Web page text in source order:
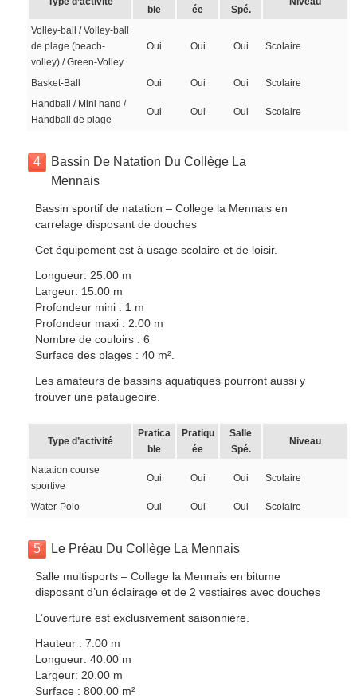
ble ée Spé.
Volley-ball / Volley-ball
de plage (beach-
volley) / Green-Volley
Oui Oui Oui Scolaire
Basket-Ball Oui Oui Oui
Scolaire
Handball / Mini hand /
Handball de plage
Oui Oui Oui Scolaire
4
Bassin De Natation Du Collège La
Mennais
Bassin sportif de natation – College la Mennais en
carrelage disposant de douches
Cet équipement est à usage scolaire et de loisir.
Longueur: 25.00 m
Largeur: 15.00 m
Profondeur mini : 1 m
Profondeur maxi : 2.00 m
Nombre de couloirs : 6
Surface des plages : 40 m².
Les amateurs de bassins aquatiques pourront aussi y
trouver une pataugeoire.
Type d’activité
Pratica
ble
Pratiqu
ée
Salle
Spé.
Niveau
Natation course
sportive
Oui Oui Oui Scolaire
Water-Polo Oui Oui Oui Scolaire
5 Le Préau Du Collège La Mennais
Salle multisports – College la Mennais en bitume
disposant d’un éclairage et de 2 vestiaires avec douches
L’ouverture est exclusivement saisonnière.
Hauteur : 7.00 m
Longueur: 40.00 m
Largeur: 20.00 m
Surface : 800.00 m²